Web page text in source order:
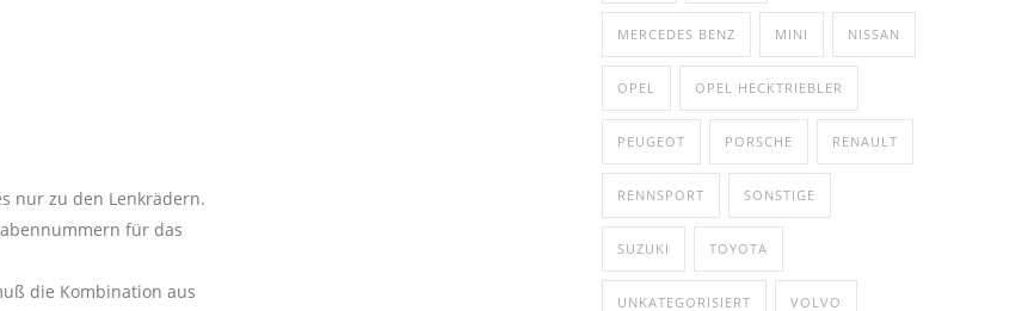
nur zu den Lenkrädern.
für das
die Kombination aus
MERCEDES BENZ MINI NISSAN
OPEL OPEL HECKTRIEBLER
PEUGEOT PORSCHE RENAULT
RENNSPORT SONSTIGE
SUZUKI TOYOTA
UNKATEGORISIERT VOLVO